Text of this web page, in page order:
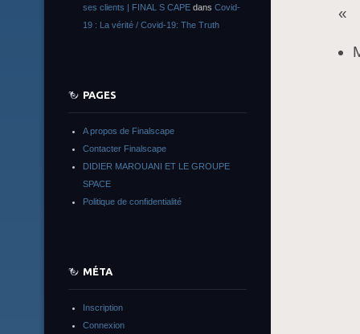
«
ses clients | FINAL S CAPE dans Covid-
19 : La vérité / Covid-19: The Truth
PAGES
A propos de Finalscape
Contacter Finalscape
DIDIER MAROUANI ET LE GROUPE
SPACE
Politique de confidentialité
MÉTA
Inscription
Connexion